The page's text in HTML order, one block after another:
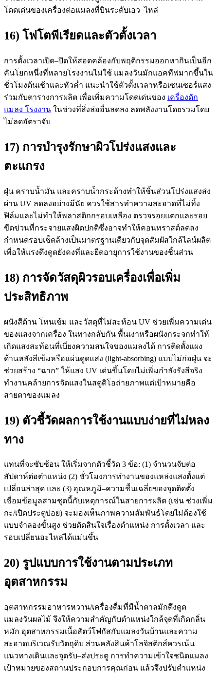
โดดเด่นของเครื่องต่อแมลงที่บินระดับเอว–ไหล่
16) โฟโตพีเรียดและตัวตั้งเวลา
การตั้งเวลาเปิด–ปิดให้สอดคล้องกับพฤติกรรมออกหากินเป็นอีก
คันโยกหนึ่งที่หลายโรงงานไม่ใช้ แมลงวันมักแอคทีฟมากขึ้นใน
ชั่วโมงต้นเช้าและหัวค่ำ แนะนำใช้ตัวตั้งเวลาหรือเซนเซอร์แสง
ร่วมกับตารางการผลิต เพื่อเพิ่มความโดดเด่นของ เครื่องดัก
แมลง โรงงาน ในช่วงที่สิ่งล่ออื่นลดลง ลดพลังงานโดยรวมโดย
ไม่ลดอัตราจับ
17) การบำรุงรักษาผิวโปร่งแสงและ
ตะแกรง
ฝุ่น คราบน้ำมัน และคราบน้ำกระด้างทำให้ชิ้นส่วนโปร่งแสงส่ง
ผ่าน UV ลดลงอย่างมีนัย ควรใช้สารทำความสะอาดที่ไม่ทิ้ง
ฟิล์มและไม่ทำให้พลาสติกกรอบเหลือง ตรวจรอยแตกและรอย
ขีดข่วนที่กระจายแสงผิดปกติซึ่งอาจทำให้คอนทราสต์ลดลง
กำหนดรอบเช็ดล้างเป็นมาตรฐานเดียวกับจุดสัมผัสใกล้ไลน์ผลิต
เพื่อให้แรงดึงดูดยังคงที่และยืดอายุการใช้งานของชิ้นส่วน
18) การจัดวัสดุผิวรอบเครื่องเพื่อเพิ่ม
ประสิทธิภาพ
ผนังสีด้าน โทนเข้ม และวัสดุที่ไม่สะท้อน UV ช่วยเพิ่มความเด่น
ของแสงจากเครื่อง ในทางกลับกัน พื้นเงาหรือผนังกระจกทำให้
เกิดแสงสะท้อนที่เบี่ยงความสนใจของแมลงได้ การติดตั้งแผง
ด้านหลังสีเข้มหรือแผ่นดูดแสง (light-absorbing) แบบไม่ก่อฝุ่น จะ
ช่วยสร้าง “ฉาก” ให้แสง UV เด่นขึ้นโดยไม่เพิ่มกำลังรังสีจริง
ทำงานคล้ายการจัดแสงในสตูดิโอถ่ายภาพแต่เป้าหมายคือ
สายตาของแมลง
19) ตัวชี้วัดผลการใช้งานแบบง่ายที่ไม่หลง
ทาง
แทนที่จะซับซ้อน ให้เริ่มจากตัวชี้วัด 3 ข้อ: (1) จำนวนจับต่อ
สัปดาห์ต่อตำแหน่ง (2) ชั่วโมงการทำงานของแหล่งแสงตั้งแต่
เปลี่ยนล่าสุด และ (3) อุณหภูมิ–ความชื้นเฉลี่ยของจุดติดตั้ง
เชื่อมข้อมูลสามชุดนี้กับเหตุการณ์ในสายการผลิต (เช่น ช่วงเพิ่ม
กะ/เปิดประตูบ่อย) จะมองเห็นภาพความสัมพันธ์โดยไม่ต้องใช้
แบบจำลองขั้นสูง ช่วยตัดสินใจเรื่องตำแหน่ง การตั้งเวลา และ
รอบเปลี่ยนอะไหล่ได้แม่นขึ้น
20) รูปแบบการใช้งานตามประเภท
อุตสาหกรรม
อุตสาหกรรมอาหารหวาน/เครื่องดื่มที่มีน้ำตาลมักดึงดูด
แมลงวันผลไม้ จึงให้ความสำคัญกับตำแหน่งใกล้จุดที่เกิดกลิ่น
หมัก อุตสาหกรรมเนื้อสัตว์โฟกัสกับแมลงวันบ้านและความ
สะอาดบริเวณรับวัตถุดิบ ส่วนคลังสินค้าโลจิสติกส์ควรเน้น
แนวทางเดินและจุดรับ–ส่งประตู การทำความเข้าใจชนิดแมลง
เป้าหมายของสถานประกอบการคุณก่อน แล้วจึงปรับตำแหน่ง